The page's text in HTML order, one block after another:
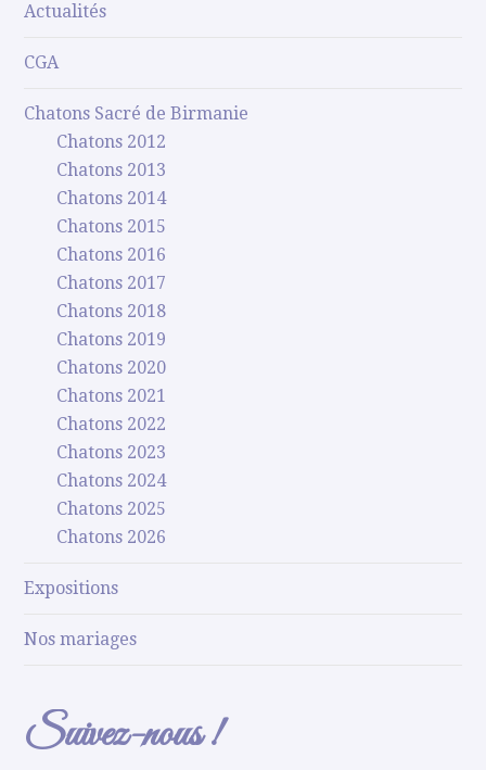
Actualités
CGA
Chatons Sacré de Birmanie
Chatons 2012
Chatons 2013
Chatons 2014
Chatons 2015
Chatons 2016
Chatons 2017
Chatons 2018
Chatons 2019
Chatons 2020
Chatons 2021
Chatons 2022
Chatons 2023
Chatons 2024
Chatons 2025
Chatons 2026
Expositions
Nos mariages
Suivez-nous !